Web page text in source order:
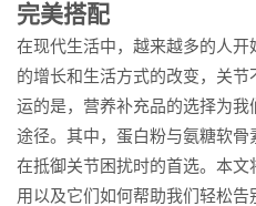
完美搭配
在现代生活中，越来越多的人
的增长和生活方式的改变，关
运的是，营养补充品的选择为
途径。其中，蛋白粉与氨糖软
在抵御关节困扰时的首选。本
用以及它们如何帮助我们轻松告